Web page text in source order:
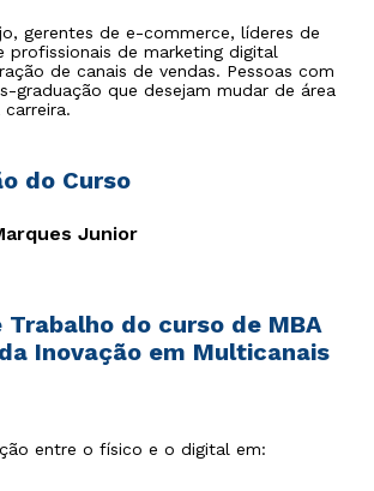
gerentes de e-commerce, líderes de
profissionais de marketing digital
de canais de vendas. Pessoas com
graduação que desejam mudar de área
do Curso
Junior
Trabalho do curso de MBA
Inovação em Multicanais
entre o físico e o digital em: